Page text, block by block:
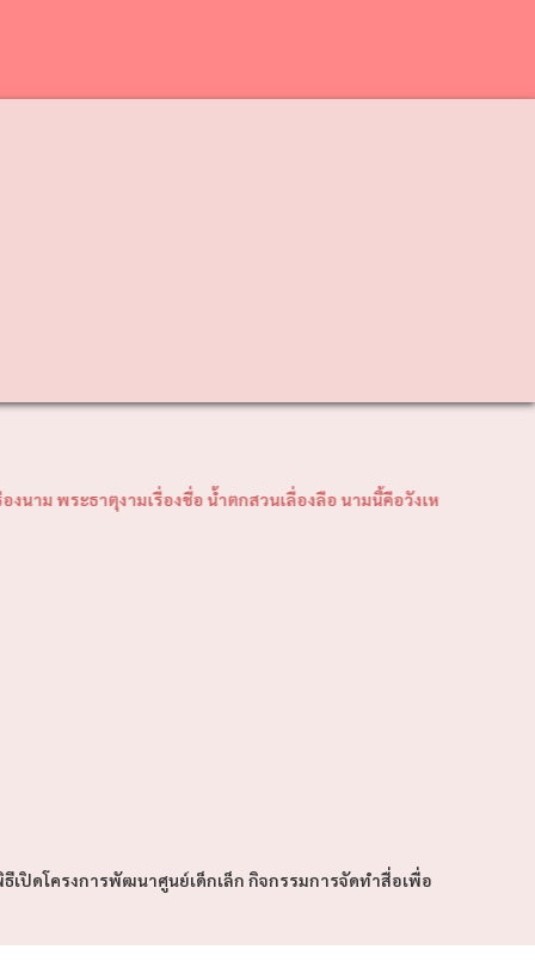
งามเรื่องชื่อ น้ำตกสวนเลื่องลือ นามนี้คือวังเหนือ"วิสัยทัศน์เทศบาลต
ปิดโครงการพัฒนาศูนย์เด็กเล็ก กิจกรรมการจัดทำสื่อเพื่อ